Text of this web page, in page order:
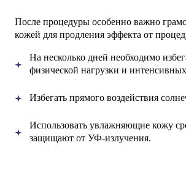
После процедуры особенно важно
кожей для продления эффекта от
На несколько дней необходимо
физической нагрузки и
Избегать прямого воздействия
Использовать увлажняющие кожу
защищают от УФ-излучения.